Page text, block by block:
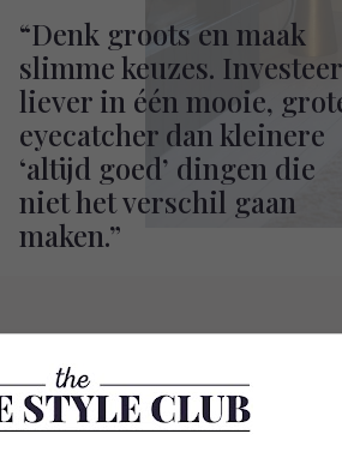
“Denk groots en maak
slimme keuzes. Investeer
liever in één mooie,
eyecatcher dan kleinere
‘altijd goed’ dingen die
niet het verschil gaan
maken.”